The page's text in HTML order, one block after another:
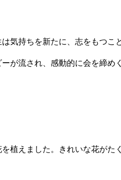
気持ちを新たに、志をもつこ
が流され、感動的に会を締め
植えました。きれいな花がた